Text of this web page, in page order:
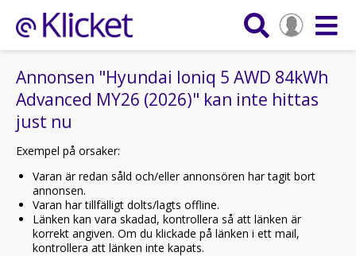
Annonsen "Hyundai Ioniq 5 AWD 84kWh
Advanced MY26 (2026)" kan inte hittas
just nu
Exempel på orsaker:
Varan är redan såld och/eller annonsören har tagit bort
annonsen.
Varan har tillfälligt dolts/lagts offline.
Länken kan vara skadad, kontrollera så att länken är
korrekt angiven. Om du klickade på länken i ett mail,
kontrollera att länken inte kapats.